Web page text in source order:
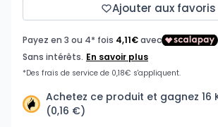
Ajouter aux favoris
Achetez ce produit et gagnez 16
(0,16 €)